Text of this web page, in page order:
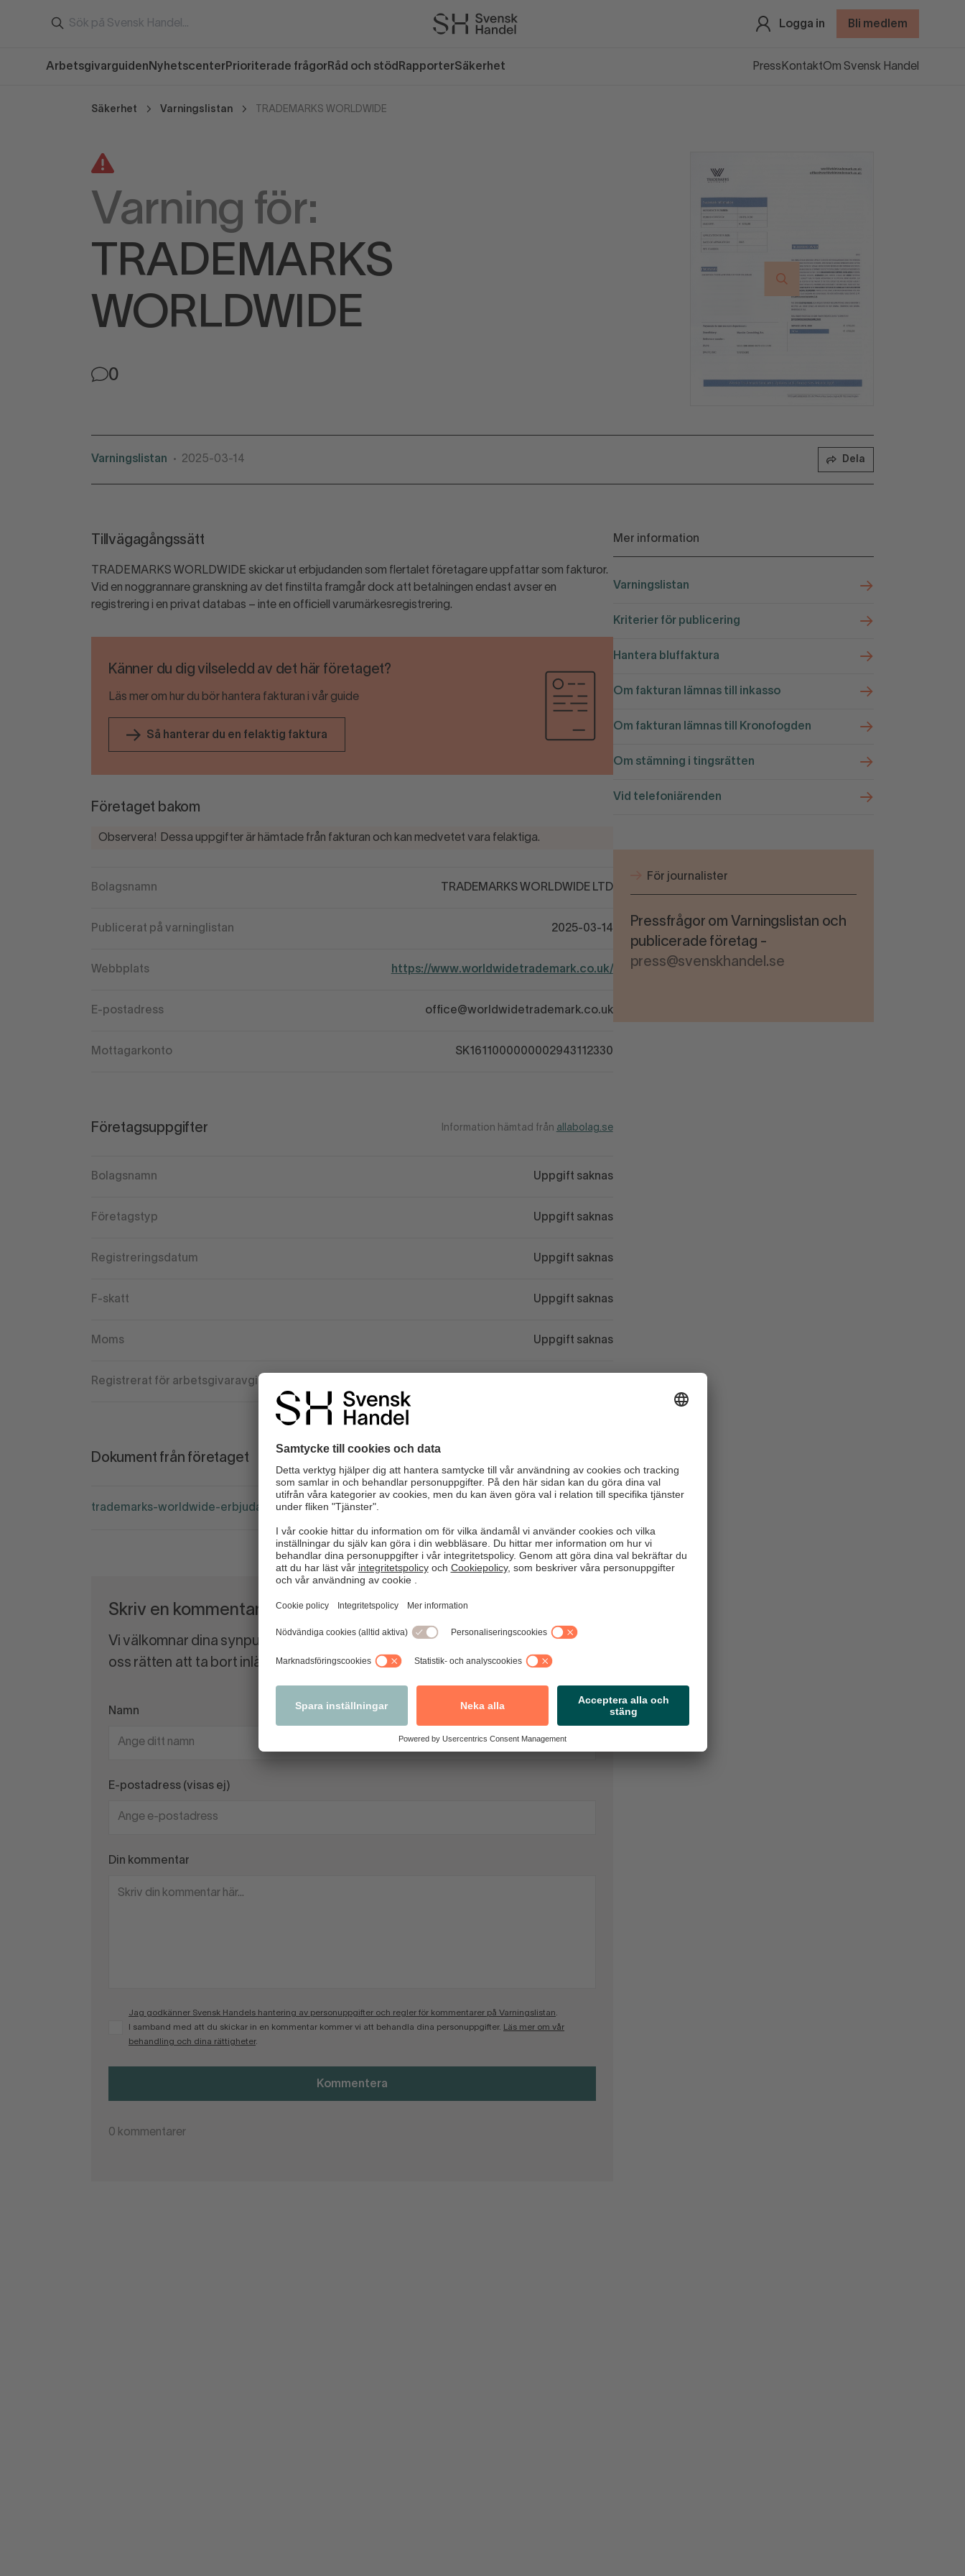
Logga in Bli medlem
Arbetsgivarguiden Nyhetscenter Prioriterade frågor Råd och stöd RapporterSäkerhet Press KontaktOm Svensk Handel
Säkerhet Varningslistan TRADEMARKS WORLDWIDE
Varning för:
TRADEMARKS
WORLDWIDE
0
Varningslistan • 2025-03-14 Dela
Tillvägagångssätt
TRADEMARKS WORLDWIDE skickar ut erbjudanden som flertalet företagare uppfattar som fakturor.
Vid en noggrannare granskning av det finstilta framgår dock att betalningen endast avser en
registrering i en privat databas – inte en officiell varumärkesregistrering.
Känner du dig vilseledd av det här företaget?
Läs mer om hur du bör hantera fakturan i vår guide
Så hanterar du en felaktig faktura
Företaget bakom
Observera! Dessa uppgifter är hämtade från fakturan och kan medvetet vara felaktiga.
Bolagsnamn TRADEMARKS WORLDWIDE LTD
Publicerat på varninglistan 2025-03-14
Webbplats https://www.worldwidetrademark.co.uk/
E-postadress office@worldwidetrademark.co.uk
Mottagarkonto SK1611000000002943112330
Företagsuppgifter Information hämtad från allabolag.se
Bolagsnamn Uppgift saknas
Företagstyp Uppgift saknas
Registreringsdatum Uppgift saknas
F-skatt Uppgift saknas
Moms Uppgift saknas
Registrerat för arbetsgivaravgift
Dokument från företaget
trademarks-worldwide-erbjudande.png
Mer information
Varningslistan
Kriterier för publicering
Hantera bluffaktura
Om fakturan lämnas till inkasso
Om fakturan lämnas till Kronofogden
Om stämning i tingsrätten
Vid telefoniärenden
För journalister
Pressfrågor om Varningslistan och
publicerade företag -
press@svenskhandel.se
Skriv en kommentar
Vi välkomnar dina synpunkter och kommentarer. Observera att vi förbehåller
oss rätten att ta bort inlägg som vi bedömer som olämpliga.
Namn
E-postadress (visas ej)
Din kommentar
Jag godkänner Svensk Handels hantering av personuppgifter och regler för kommentarer på Varningslistan
I samband med att du skickar in en kommentar kommer vi att behandla dina personuppgifter.
Läs mer om vår
behandling och dina rättigheter.
Kommentera
0 kommentarer